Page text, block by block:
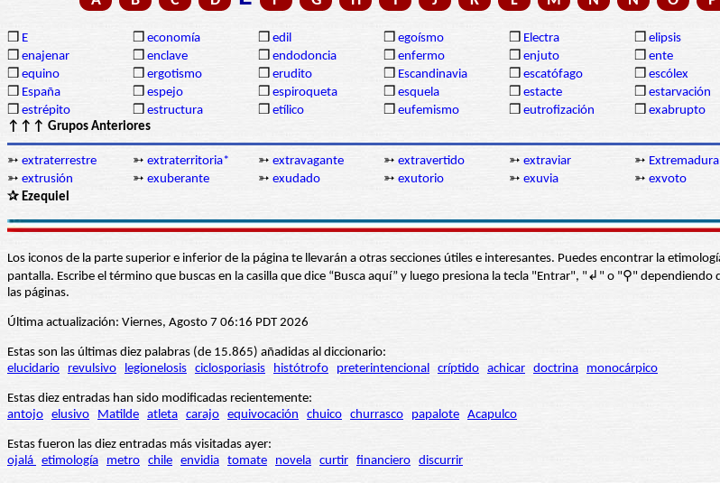
❒ E ❒ economía ❒ edil ❒ egoísmo ❒ Electra ❒ elipsis
❒ enajenar ❒ enclave ❒ endodoncia ❒ enfermo ❒ enjuto ❒ ente
❒ equino ❒ ergotismo ❒ erudito ❒ Escandinavia ❒ escatófago ❒ escólex
❒ España ❒ espejo ❒ espiroqueta ❒ esquela ❒ estacte ❒ estarvación
❒ estrépito ❒ estructura ❒ etílico ❒ eufemismo ❒ eutrofización ❒ exabrupto
↑↑↑ Grupos Anteriores
➳ extraterrestre ➳ extraterritoria* ➳ extravagante ➳ extravertido ➳ extraviar ➳ Extremadura
➳ extrusión ➳ exuberante ➳ exudado ➳ exutorio ➳ exuvia ➳ exvoto
✰ Ezequiel
Los iconos de la parte superior e inferior de la página te llevarán a otras secciones útiles e interesantes. Puedes encontrar la
pantalla. Escribe el término que buscas en la casilla que dice “Busca aquí” y luego presiona la tecla "Entrar", "↲" o "⚲"
las páginas.
Última actualización: Viernes, Agosto 7 06:16 PDT 2026
Estas son las últimas diez palabras (de 15.865) añadidas al diccionario:
elucidario
revulsivo legionelosis ciclosporiasis histótrofo preterintencional críptido achicar doctrina monocárpico
Estas diez entradas han sido modificadas recientemente:
antojo elusivo Matilde atleta carajo equivocación chuico churrasco papalote Acapulco
Estas fueron las diez entradas más visitadas ayer:
ojalá etimología metro chile envidia tomate novela curtir financiero discurrir